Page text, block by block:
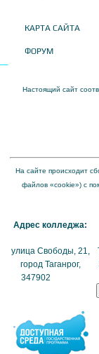
КАРТА САЙТА
ФОРУМ
Настоящий сайт
На сайте происходит
файлов «cookie») с
Адрес колледжа:
улица Свободы, 21,
город Таганрог,
347902